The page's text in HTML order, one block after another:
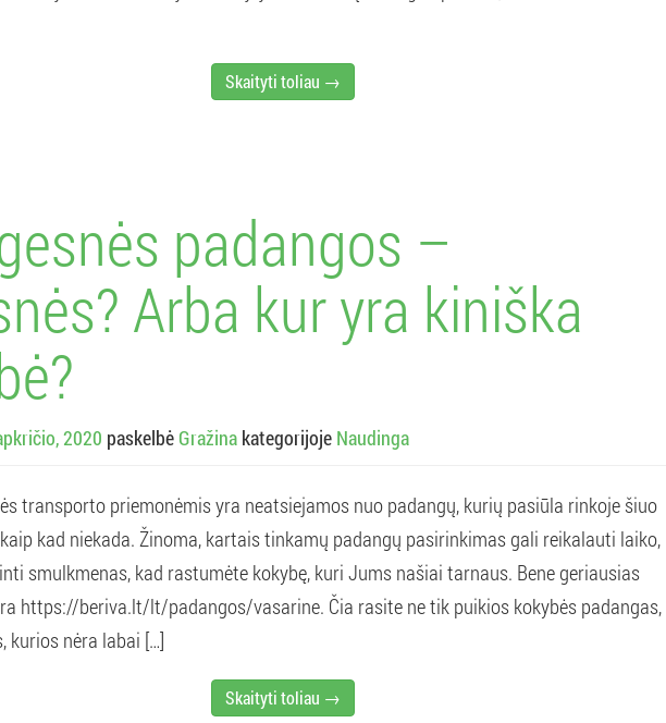
Skaityti toliau →
padangos –
Arba kur yra kiniška
2020 paskelbė Gražina kategorijoje Naudinga
transporto priemonėmis yra neatsiejamos nuo padangų, kurių pasiūla rinkoje šiuo
kad niekada. Žinoma, kartais tinkamų padangų pasirinkimas gali reikalauti laiko,
smulkmenas, kad rastumėte kokybę, kuri Jums našiai tarnaus. Bene geriausias
https://beriva.lt/lt/padangos/vasarine. Čia rasite ne tik puikios kokybės padangas,
kurios nėra labai […]
Skaityti toliau →